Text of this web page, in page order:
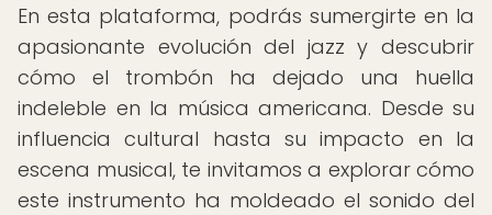
En esta plataforma, podrás sumergirte en la
apasionante evolución del jazz y descubrir
cómo el trombón ha dejado una huella
indeleble en la música americana. Desde su
influencia cultural hasta su impacto en la
escena musical, te invitamos a explorar cómo
este instrumento ha moldeado el sonido del